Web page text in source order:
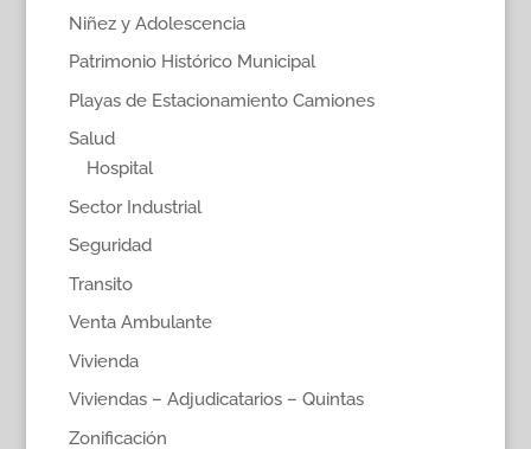
Niñez y Adolescencia
Patrimonio Histórico Municipal
Playas de Estacionamiento Camiones
Salud
Hospital
Sector Industrial
Seguridad
Transito
Venta Ambulante
Vivienda
Viviendas – Adjudicatarios – Quintas
Zonificación